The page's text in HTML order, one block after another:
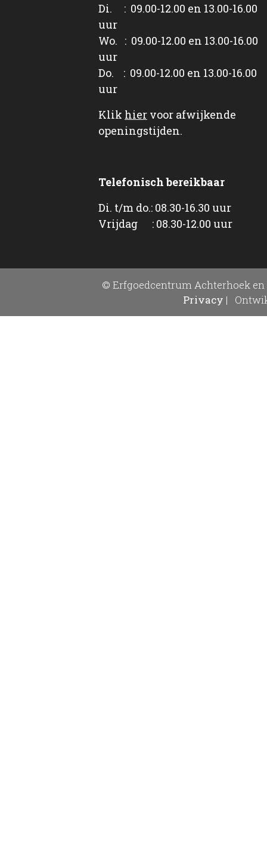
Di. : 09.00-12.00 en 13.00-16.00
uur
Wo. : 09.00-12.00 en 13.00-16.00
uur
Do. : 09.00-12.00 en 13.00-16.00
uur
Klik hier voor afwijkende
openingstijden.
Telefonisch bereikbaar
Di. t/m do.: 08.30-16.30 uur
Vrijdag : 08.30-12.00 uur
© Erfgoedcentrum Achterhoek en
Privacy |